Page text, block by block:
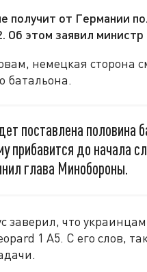
получит от Германии
Об этом заявил
немецкая сторона
батальона.
поставлена половина
прибавится до начала
глава Минобороны.
заверил, что
1 A5. С его слов,